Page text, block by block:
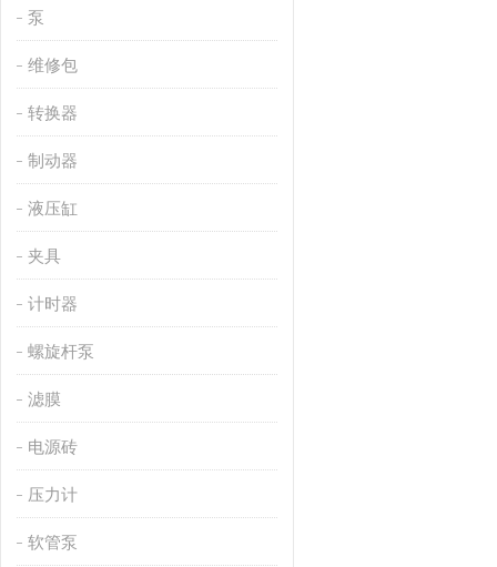
泵
维修包
转换器
制动器
液压缸
夹具
计时器
螺旋杆泵
滤膜
电源砖
压力计
软管泵